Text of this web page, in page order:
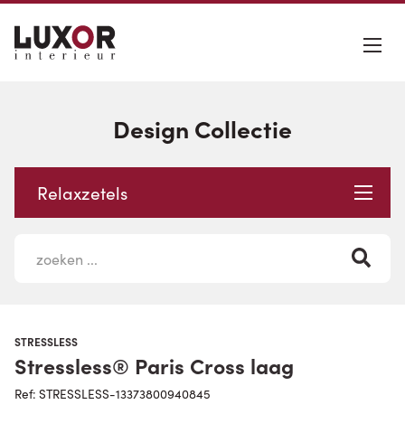
Design Collectie
Relaxzetels
STRESSLESS
Stressless® Paris Cross laag
Ref: STRESSLESS-13373800940845